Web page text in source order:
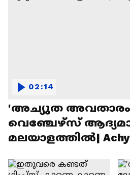
'അച്യുത
വെഞ്ചേഴ്‌സ്
മലയാളത്തിൽ|
02:14